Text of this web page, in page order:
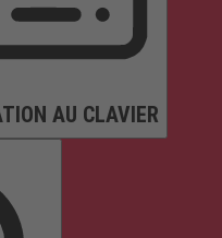
AU CLAVIER